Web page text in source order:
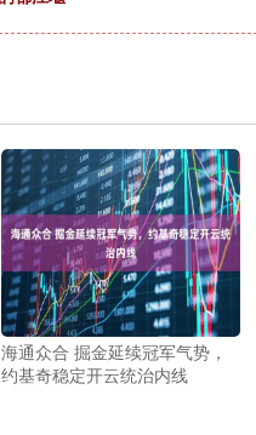
海通众合 掘金延续冠军气势，
约基奇稳定开云统治内线